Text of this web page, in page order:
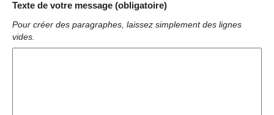
Texte de votre message (obligatoire)
Pour créer des paragraphes, laissez simplement des lignes
vides.